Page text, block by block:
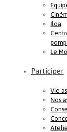
Iloa
Le
Participer
Vie
Nos